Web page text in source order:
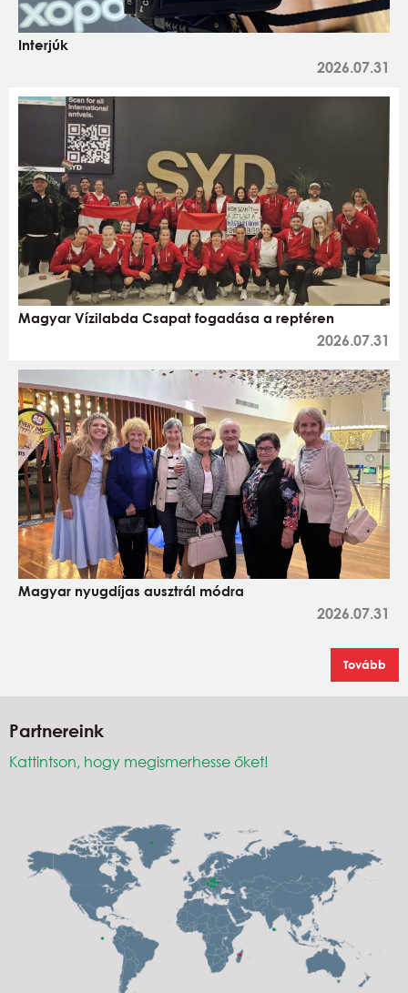
Interjúk
2026.07.31
Magyar Vízilabda Csapat fogadása a reptéren
2026.07.31
Magyar nyugdíjas ausztrál módra
2026.07.31
Tovább
Partnereink
Kattintson, hogy megismerhesse őket!